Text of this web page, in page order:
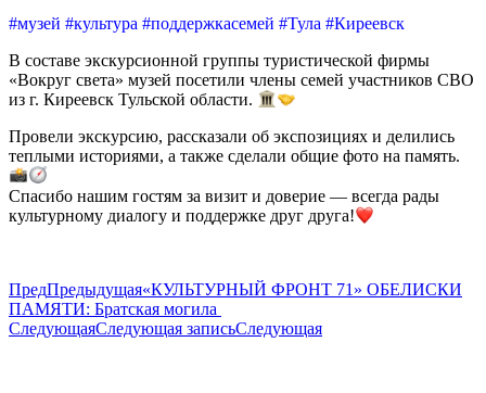
#музей #культура #поддержкасемей #Тула #Киреевск
В составе экскурсионной группы туристической фирмы
«Вокруг света» музей посетили члены семей участников СВО
из г. Киреевск Тульской области.
Провели экскурсию, рассказали об экспозициях и делились
теплыми историями, а также сделали общие фото на память.
Спасибо нашим гостям за визит и доверие — всегда рады
культурному диалогу и поддержке друг друга!
ПредПредыдущая«КУЛЬТУРНЫЙ ФРОНТ 71» ОБЕЛИСКИ
ПАМЯТИ: Братская могила ⁣
СледующаяСледующая записьСледующая